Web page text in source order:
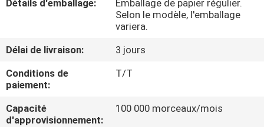
CONTRÔLE
QUALITÉ
CONTACTEZ-
NOUS
Détails d'emballage:
Emballage de papier régulier.
Selon le modèle, l'emballage
variera.
Délai de livraison:
3 jours
Conditions de
paiement:
T/T
Capacité
d'approvisionnement:
100 000 morceaux/mois